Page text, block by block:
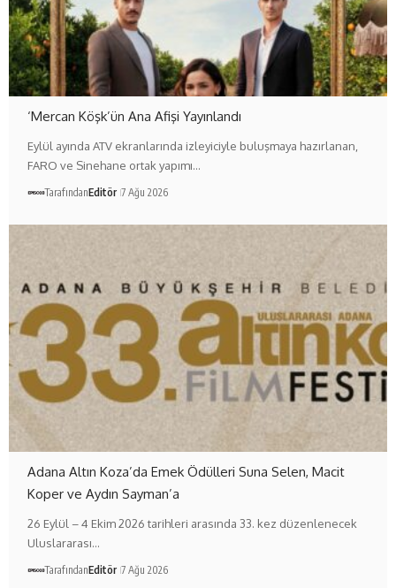
‘Mercan Köşk’ün Ana Afişi Yayınlandı
Eylül ayında ATV ekranlarında izleyiciyle buluşmaya hazırlanan,
FARO ve Sinehane ortak yapımı…
TarafındanEditör 7 Ağu 2026
Adana Altın Koza’da Emek Ödülleri Suna Selen, Macit
Koper ve Aydın Sayman’a
26 Eylül – 4 Ekim 2026 tarihleri arasında 33. kez düzenlenecek
Uluslararası…
TarafındanEditör 7 Ağu 2026